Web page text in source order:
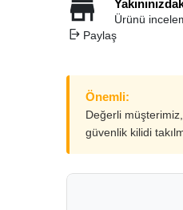
Ürünü
Paylaş
Önemli:
Değerli
güvenlik kilidi